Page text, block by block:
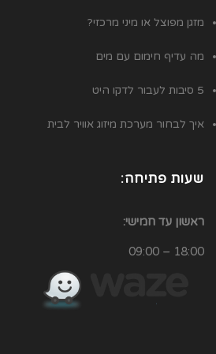
מזגן מפוצל או מיני מרכזי?
מה עדיף חימום עם מים
5 סיבות לעבור לדקו היט
איך לבחור מערכת מיזוג אוויר לבית
שעות פתיחה:
ראשון עד חמישי:
18:00 – 09:00